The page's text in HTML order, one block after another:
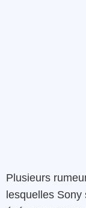
Plusieurs
lesquelles Sony